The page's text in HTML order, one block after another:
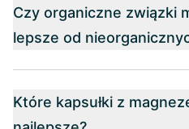
Czy organiczne związki
lepsze od
Które kapsułki z